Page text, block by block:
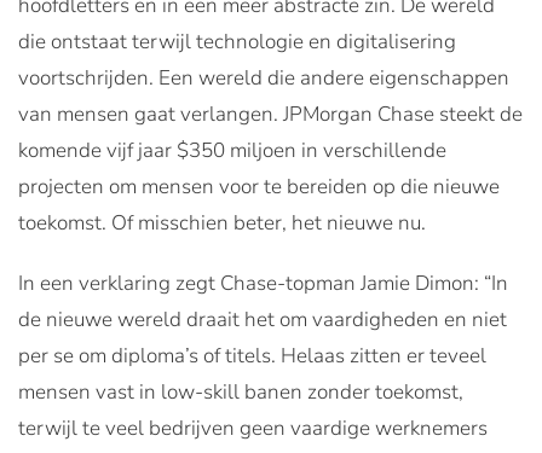
die ontstaat terwijl technologie en digitalisering
voortschrijden. Een wereld die andere eigenschappen
van mensen gaat verlangen. JPMorgan Chase steekt de
komende vijf jaar $350 miljoen in verschillende
projecten om mensen voor te bereiden op die nieuwe
toekomst. Of misschien beter, het nieuwe nu.
In een verklaring zegt Chase-topman Jamie Dimon: “In
de nieuwe wereld draait het om vaardigheden en niet
per se om diploma’s of titels. Helaas zitten er teveel
mensen vast in low-skill banen zonder toekomst,
terwijl te veel bedrijven geen vaardige werknemers